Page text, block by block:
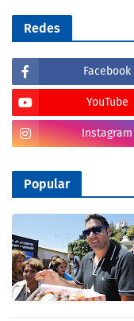
Redes
Facebook
YouTube
Instagram
Popular